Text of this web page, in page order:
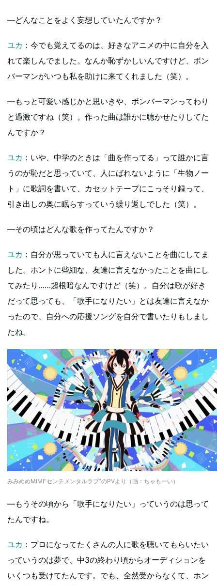
―どんなことをよく妄想していたんですか？
ユカ ：今でも覚えてるのは、好きなアニメの中に自分を入
れて楽しんでました。なんか恥ずかしいんですけど、ボン
バーマンがいつも私を助けに来てくれました（笑）。
―もっと可愛い感じかと思いきや、ボンバーマンってわり
と過激ですね（笑）。作った曲は誰かに聴かせたりしてた
んですか？
ユカ ：いや、中学のときは「曲を作ってる」って誰かに言
うのが恥だと思っていて、人にばれないように「生物ノー
ト」に歌詞を書いて、カセットテープにこっそり録って、
引き出しの奥に眠らすっていう繰り返しでした（笑）。
―その頃はどんな歌を作ってたんですか？
ユカ ：自分が思っていても人に言えないことを曲にしてま
した。ホントに些細な、友達に言えなかったことを曲にし
てみたり……超根暗なんですけど（笑）。自分は歌が好き
だって思っても、「歌手になりたい」とは友達に言えなか
ったので、自分への応援ソングを自分で書いたりもしまし
たね。
みみめめMIMI“センチメンタルラブ”のPVより（画：ちゃもーい）
―もうその頃から「歌手になりたい」っていうのは思って
たんですね。
ユカ ：プロになってたくさんの人に歌を聴いてもらいたい
っていうのは夢で、中3の終わり頃からオーディションを
いくつも受けてたんです。でも、全然受からなくて、ホン